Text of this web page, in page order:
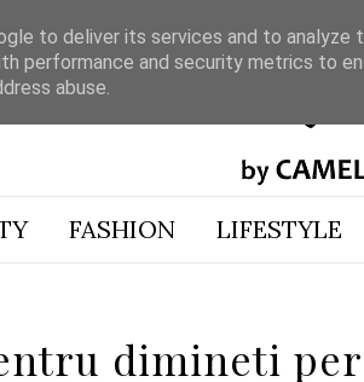
FASHION LIFESTYLE
dimineti
to deliver its services and to analyze
performance and security metrics to
abuse.